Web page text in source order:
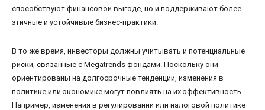
способствуют финансовой выгоде, но и поддерживают более
этичные и устойчивые бизнес-практики.
В то же время, инвесторы должны учитывать и потенциальные
риски, связанные с Megatrends фондами. Поскольку они
ориентированы на долгосрочные тенденции, изменения в
политике или экономике могут повлиять на их эффективность.
Например, изменения в регулировании или налоговой политике